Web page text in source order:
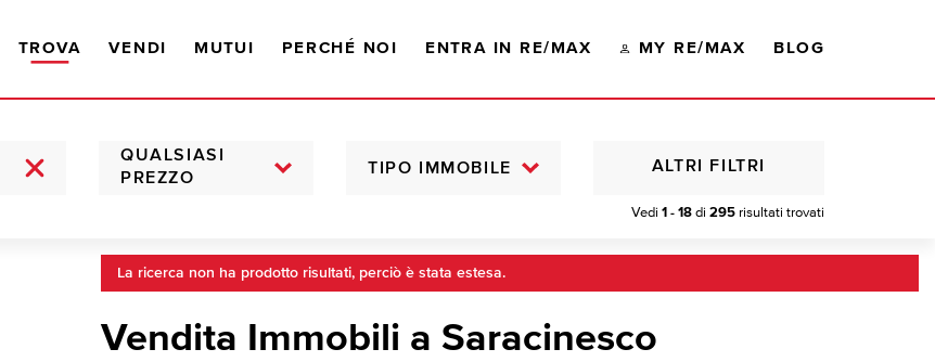
TROVA VENDI MUTUI PERCHÉ NOI ENTRA IN RE/MAX MY RE/MAX BLOG
QUALSIASI
PREZZO
TIPO IMMOBILE
Vedi 1 - 18 di 295 risultati trovati
ALTRI FILTRI
La ricerca non ha prodotto risultati, perciò è stata estesa.
Vendita Immobili a Saracinesco